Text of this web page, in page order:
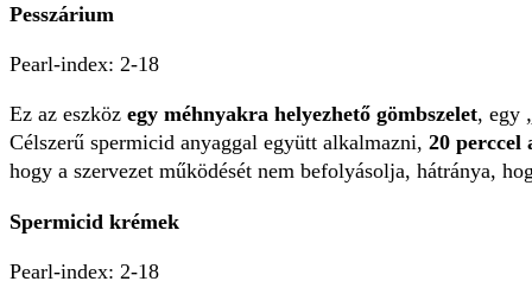
Pesszárium
Pearl-index: 2-18
Ez az eszköz egy méhnyakra helyezhető gömbszelet, egy
Célszerű spermicid anyaggal együtt alkalmazni, 20 perccel
hogy a szervezet működését nem befolyásolja, hátránya,
Spermicid krémek
Pearl-index: 2-18